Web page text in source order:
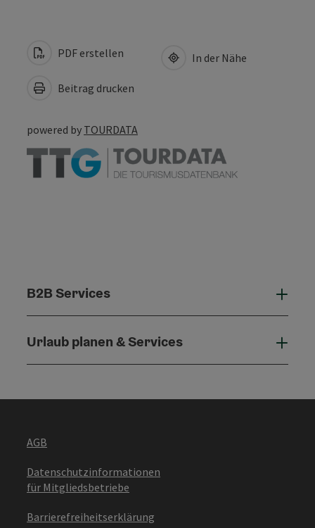
PDF erstellen
Beitrag drucken
In der Nähe
powered by TOURDATA
B2B Services
Urlaub planen & Services
AGB
Datenschutzinformationen
für Mitgliedsbetriebe
Barrierefreiheitserklärung